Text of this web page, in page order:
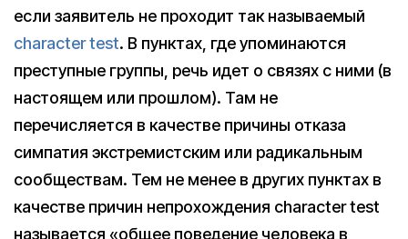
если заявитель не проходит так называемый
character test. В пунктах, где упоминаются
преступные группы, речь идет о связях с ними (в
настоящем или прошлом). Там не
перечисляется в качестве причины отказа
симпатия экстремистским или радикальным
сообществам. Тем не менее в других пунктах в
качестве причин непрохождения character test
называется «общее поведение человека в